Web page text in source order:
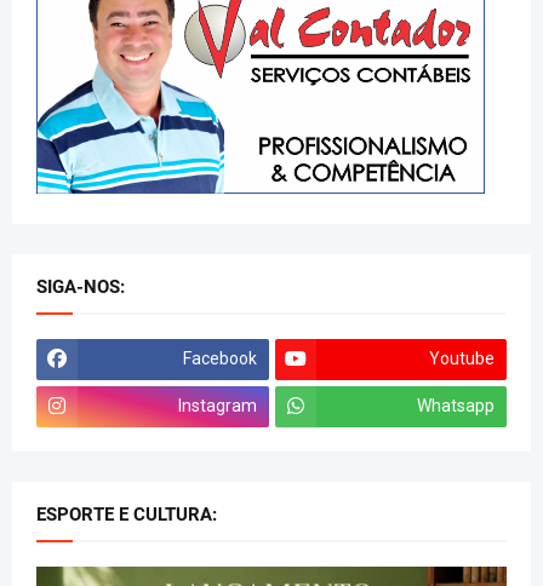
SIGA-NOS:
Facebook Youtube
Instagram Whatsapp
ESPORTE E CULTURA: